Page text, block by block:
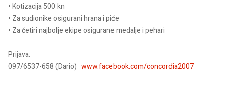
• Kotizacija 500 kn
• Za sudionike osigurani hrana i piće
• Za četiri najbolje ekipe osigurane medalje i pehari
Prijava:
097/6537-658 (Dario) www.facebook.com/concordia2007